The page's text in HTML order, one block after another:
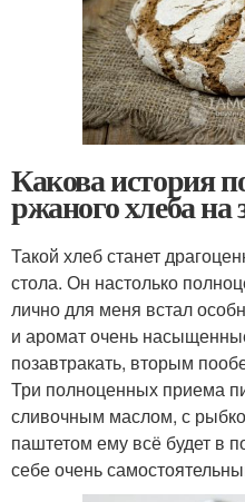
Какова история
ржаного хлеба на
Такой хлеб станет
стола. Он настолько
лично для меня встал
и аромат очень
позавтракать, вторым
Три полноценных приема
сливочным маслом, с
паштетом ему всё будет в
себе очень